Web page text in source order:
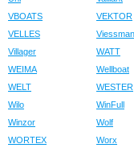
VBOATS
VEKTOR
VELLES
Villager
WATT
WEIMA
Wellboat
WELT
WESTER
Wilo
WinFull
Winzor
Wolf
WORTEX
Worx